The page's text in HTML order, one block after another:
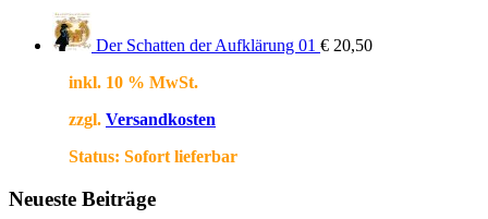
Der Schatten der Aufklärung 01 € 20,50
inkl. 10 % MwSt.
zzgl. Versandkosten
Status: Sofort lieferbar
Neueste Beiträge